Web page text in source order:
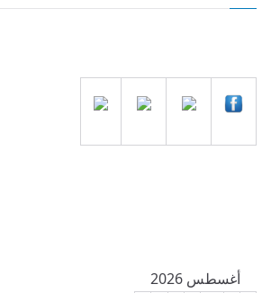
أغسطس 2026